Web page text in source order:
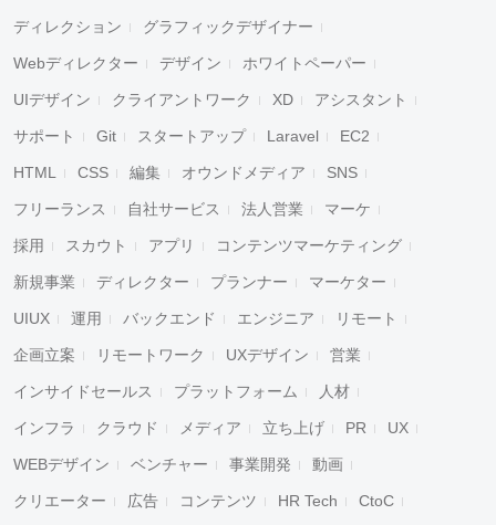
ディレクション グラフィックデザイナー
Webディレクター デザイン ホワイトペーパー
UIデザイン クライアントワーク XD アシスタント
サポート Git スタートアップ Laravel EC2
HTML CSS 編集 オウンドメディア SNS
フリーランス 自社サービス 法人営業 マーケ
採用 スカウト アプリ コンテンツマーケティング
新規事業 ディレクター プランナー マーケター
UIUX 運用 バックエンド エンジニア リモート
企画立案 リモートワーク UXデザイン 営業
インサイドセールス プラットフォーム 人材
インフラ クラウド メディア 立ち上げ PR UX
WEBデザイン ベンチャー 事業開発 動画
クリエーター 広告 コンテンツ HR Tech CtoC